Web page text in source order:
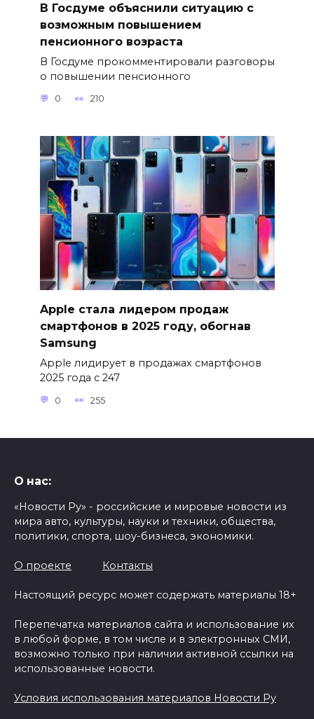
В Госдуме объяснили ситуацию с
возможным повышением
пенсионного возраста
В Госдуме прокомментировали разговоры
о повышении пенсионного
0 210
Apple стала лидером продаж
смартфонов в 2025 году, обогнав
Samsung
Apple лидирует в продажах смартфонов
2025 года с 247
0 255
О нас:
«Новости Ру» - российские и мировые новости из
мира авто, культуры, науки и техники, общества,
политики, спорта, шоу-бизнеса, экономики.
О проекте Контакты
Настоящий ресурс может содержать материалы 18+
Перепечатка материалов сайта и использование их
в любой форме, в том числе и в электронных СМИ,
возможно только при наличии активной ссылки на
использованные новости.
Условия использования материалов Новости Ру